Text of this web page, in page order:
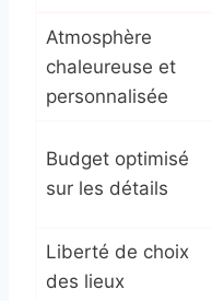
Atmosphère
chaleureuse et
personnalisée
Budget optimisé
sur les détails
Liberté de choix
des lieux